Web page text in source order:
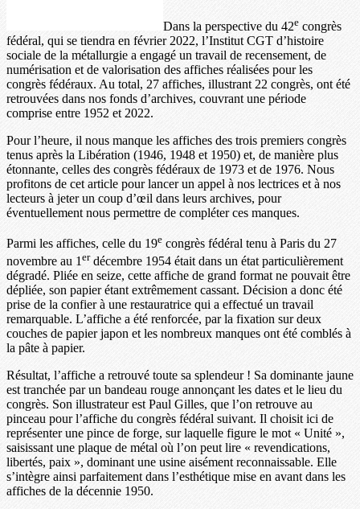
Dans la perspective du 42e congrès
fédéral, qui se tiendra en février 2022, l’Institut CGT d’histoire
sociale de la métallurgie a engagé un travail de recensement, de
numérisation et de valorisation des affiches réalisées pour les
congrès fédéraux. Au total, 27 affiches, illustrant 22 congrès, ont été
retrouvées dans nos fonds d’archives, couvrant une période
comprise entre 1952 et 2022.
Pour l’heure, il nous manque les affiches des trois premiers congrès
tenus après la Libération (1946, 1948 et 1950) et, de manière plus
étonnante, celles des congrès fédéraux de 1973 et de 1976. Nous
profitons de cet article pour lancer un appel à nos lectrices et à nos
lecteurs à jeter un coup d’œil dans leurs archives, pour
éventuellement nous permettre de compléter ces manques.
Parmi les affiches, celle du 19e congrès fédéral tenu à Paris du 27
novembre au 1erdécembre 1954 était dans un état particulièrement
dégradé. Pliée en seize, cette affiche de grand format ne pouvait être
dépliée, son papier étant extrêmement cassant. Décision a donc été
prise de la confier à une restauratrice qui a effectué un travail
remarquable. L’affiche a été renforcée, par la fixation sur deux
couches de papier japon et les nombreux manques ont été comblés à
la pâte à papier.
Résultat, l’affiche a retrouvé toute sa splendeur ! Sa dominante jaune
est tranchée par un bandeau rouge annonçant les dates et le lieu du
congrès. Son illustrateur est Paul Gilles, que l’on retrouve au
pinceau pour l’affiche du congrès fédéral suivant. Il choisit ici de
représenter une pince de forge, sur laquelle figure le mot « Unité »,
saisissant une plaque de métal où l’on peut lire « revendications,
libertés, paix », dominant une usine aisément reconnaissable. Elle
s’intègre ainsi parfaitement dans l’esthétique mise en avant dans les
affiches de la décennie 1950.